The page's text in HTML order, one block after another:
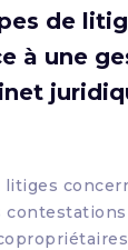
de
à une
contestations